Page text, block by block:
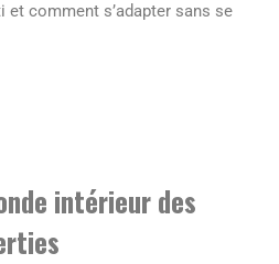
et comment s’adapter sans se
intérieur des